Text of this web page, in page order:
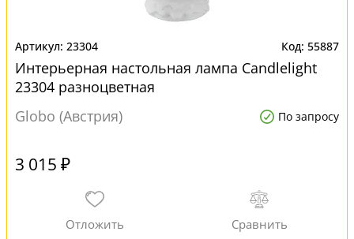
23304 55887
Интерьерная настольная лампа Candlelight
23304 разноцветная
Globo (Австрия)
По запросу
3 015 ₽